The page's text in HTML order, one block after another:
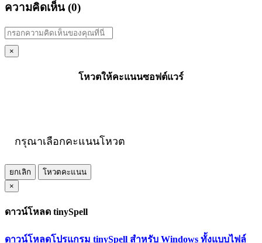
ความคิดเห็น (0)
×
โหวตให้คะแนนซอฟต์แวร์
กรุณาเลือกคะแนนโหวต
ยกเลิก
โหวตคะแนน
×
ดาวน์โหลด tinySpell
ดาวน์โหลดโปรแกรม tinySpell สำหรับ Windows ทั้งแบบไฟล์